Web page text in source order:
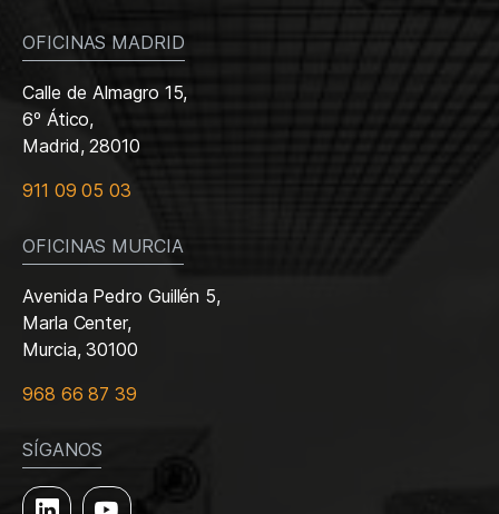
OFICINAS MADRID
Calle de Almagro 15,
6º Ático,
Madrid, 28010
911 09 05 03
OFICINAS MURCIA
Avenida Pedro Guillén 5,
Marla Center,
Murcia, 30100
968 66 87 39
SÍGANOS